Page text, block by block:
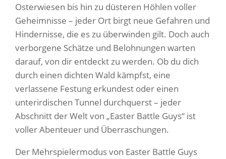
Osterwiesen bis hin zu düsteren Höhlen voller
Geheimnisse – jeder Ort birgt neue Gefahren und
Hindernisse, die es zu überwinden gilt. Doch auch
verborgene Schätze und Belohnungen warten
darauf, von dir entdeckt zu werden. Ob du dich
durch einen dichten Wald kämpfst, eine
verlassene Festung erkundest oder einen
unterirdischen Tunnel durchquerst – jeder
Abschnitt der Welt von „Easter Battle Guys“ ist
voller Abenteuer und Überraschungen.
Der Mehrspielermodus von Easter Battle Guys